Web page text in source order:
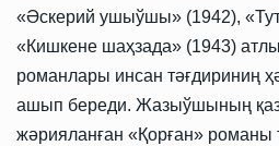
«Әскерий ушыўшы» (1942),
«Кишкене шаҳзада» (1943)
романлары инсан тәғдириниң
ашып береди. Жазыўшының
жәрияланған «Қорған»